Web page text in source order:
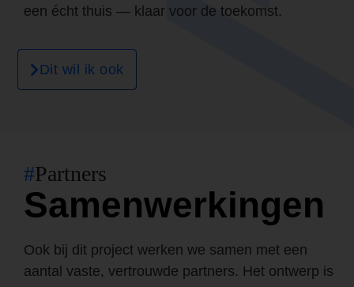
een écht thuis — klaar voor de toekomst.
Dit wil ik ook
#Partners
Samenwerkingen
Ook bij dit project werken we samen met een
aantal vaste, vertrouwde partners. Het ontwerp is